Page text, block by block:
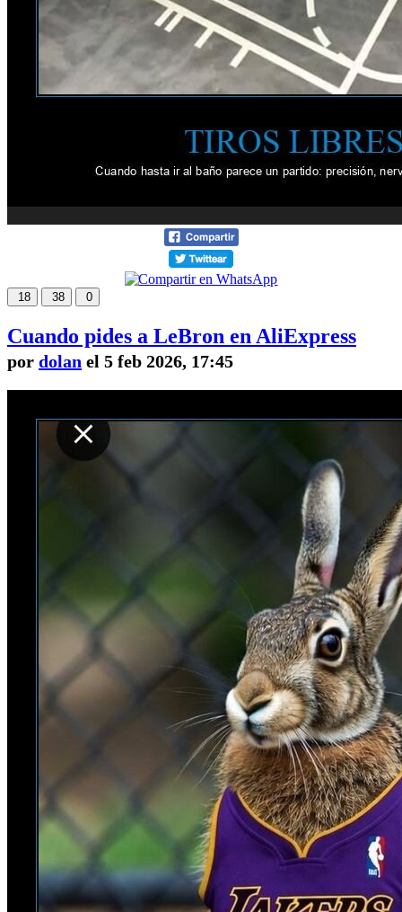
18 38 0
Cuando pides a LeBron en AliExpress
por dolan el 5 feb 2026, 17:45